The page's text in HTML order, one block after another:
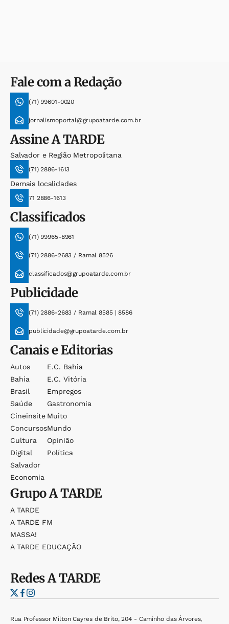
Fale com a Redação
(71) 99601-0020
jornalismoportal@grupoatarde.com.br
AssineA TARDE
Salvador e Região Metropolitana
(71) 2886-1613
Demais localidades
71 2886-1613
Classificados
(71) 99965-8961
(71) 2886-2683 / Ramal 8526
classificados@grupoatarde.com.br
Publicidade
(71) 2886-2683 / Ramal 8585 | 8586
publicidade@grupoatarde.com.br
Canais e Editorias
Autos
Bahia
Brasil
Saúde
Cineinsite
Concursos
Cultura
Digital
Salvador
Economia
E.c. Bahia
E.c. Vitória
Empregos
Gastronomia
Muito
Mundo
Opinião
Política
GrupoA TARDE
A TARDE
A TARDE FM
MASSA!
A TARDE EDUCAÇÃO
RedesA TARDE
Rua Professor Milton Cayres de Brito, 204 - Caminho das Árvores,